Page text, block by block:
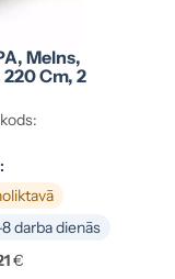
Melns,
Cm, 2
darba dienās
€